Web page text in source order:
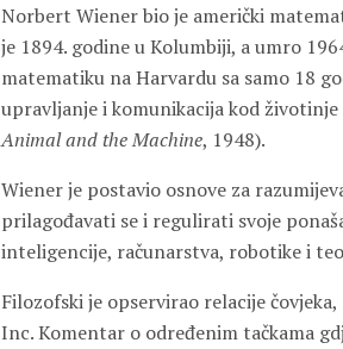
Norbert Wiener bio je američki
je 1894. godine u Kolumbiji, a umro
matematiku na Harvardu sa samo 18
upravljanje i komunikacija kod životinje
Animal and the Machine, 1948).
Wiener je postavio osnove za
prilagođavati se i regulirati svoje
inteligencije, računarstva, robotike i
Filozofski je opservirao relacije
Inc. Komentar o određenim tačkama